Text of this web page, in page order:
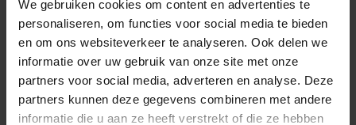
We gebruiken cookies om content en advertenties te
personaliseren, om functies voor social media te bieden
en om ons websiteverkeer te analyseren. Ook delen we
informatie over uw gebruik van onze site met onze
partners voor social media, adverteren en analyse. Deze
partners kunnen deze gegevens combineren met andere
informatie die u aan ze heeft verstrekt of die ze hebben
6
Nov